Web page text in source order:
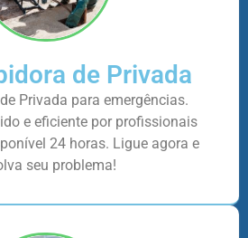
de Privada
Privada para emergências.
e eficiente por profissionais
24 horas. Ligue agora e
seu problema!